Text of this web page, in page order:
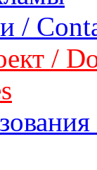
/
/